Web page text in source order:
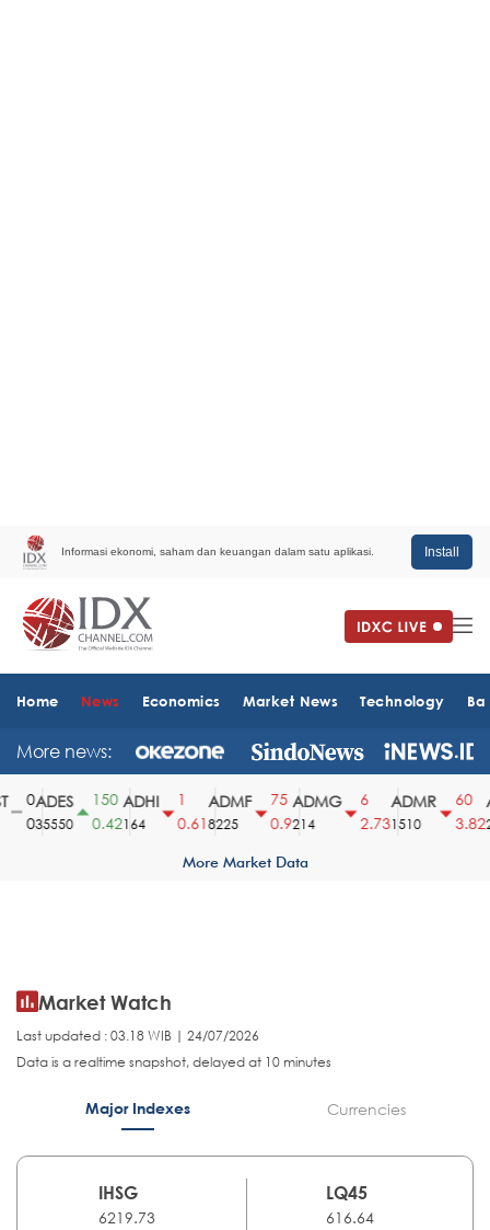
Informasi ekonomi, saham dan keuangan dalam satu aplikasi. Install
Home News Economics Market News Technology
More news:
ADES
35550
150
0.42
ADHI
164
0.61
ADMF
8225
75
0.9
ADMG
214
2.73
ADMR
1510
60
3.82
More Market Data
Market Watch
Last updated : 03.18 WIB | 24/07/2026
Data is a realtime snapshot, delayed at 10 minutes
Major Indexes Currencies
IHSG
6219.73
LQ45
616.64